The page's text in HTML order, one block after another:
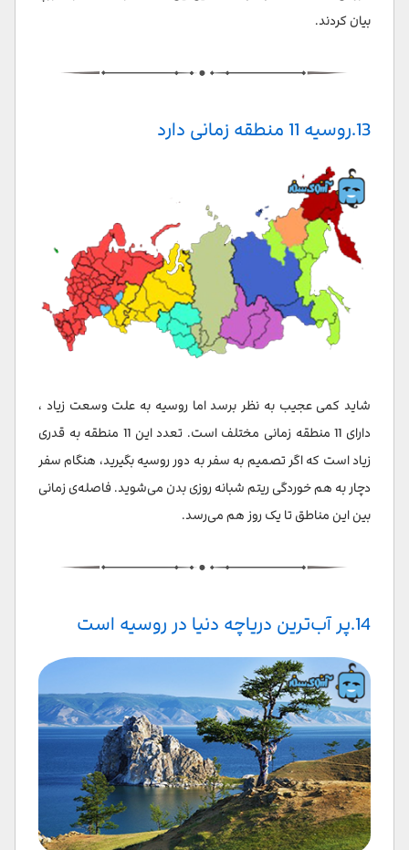
بیان کردند.
13.روسیه 11 منطقه زمانی دارد
شاید کمی عجیب به نظر برسد اما روسیه به علت وسعت زیاد ،
دارای 11 منطقه زمانی مختلف است. تعدد این 11 منطقه به قدری
زیاد است که اگر تصمیم به سفر به دور روسیه بگیرید، هنگام سفر
دچار به هم خوردگی ریتم شبانه روزی بدن می‌شوید. فاصله‌ی زمانی
بین این مناطق تا یک روز هم می‌رسد.
14.پر آب‌ترین دریاچه دنیا در روسیه است